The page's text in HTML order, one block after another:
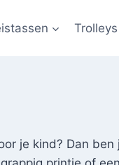
Trolleys
je kind? Dan